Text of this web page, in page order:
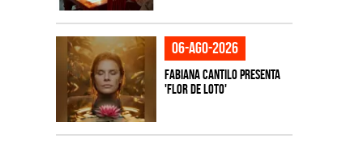
06-ago-2026
Fabiana Cantilo presenta
'Flor de Loto'